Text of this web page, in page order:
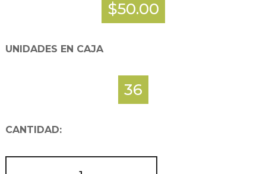
$50.00
UNIDADES EN CAJA
36
CANTIDAD: